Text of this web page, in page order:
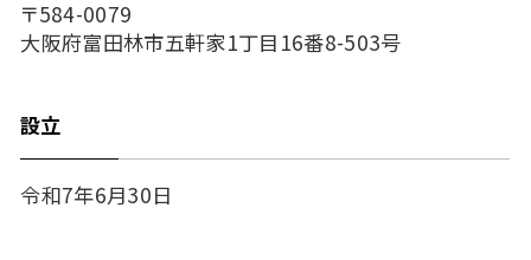
〒584-0079
大阪府富田林市五軒家1丁目16番8-503号
設立
令和7年6月30日